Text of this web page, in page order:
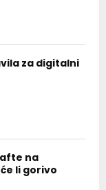
za digitalni
na
li gorivo